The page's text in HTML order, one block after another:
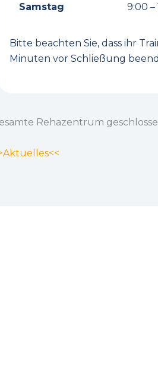
Samstag 9:00 –
Bitte beachten Sie, dass ihr
Minuten vor Schließung
Rehazentrum